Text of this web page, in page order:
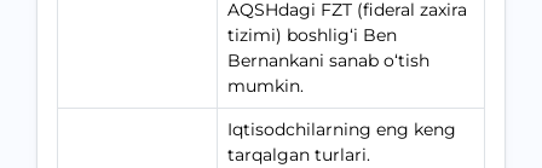
AQSHdagi FZT (fideral zaxira
tizimi) boshlig‘i Ben
Bernankani sanab o‘tish
mumkin.
Iqtisodchilarning eng keng
tarqalgan turlari.